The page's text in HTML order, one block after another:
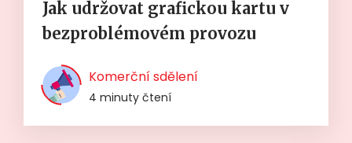
Jak udržovat grafickou kartu v
bezproblémovém provozu
Komerční sdělení
4 minuty čtení